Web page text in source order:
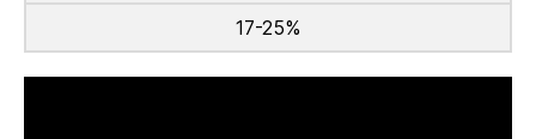
17-25%